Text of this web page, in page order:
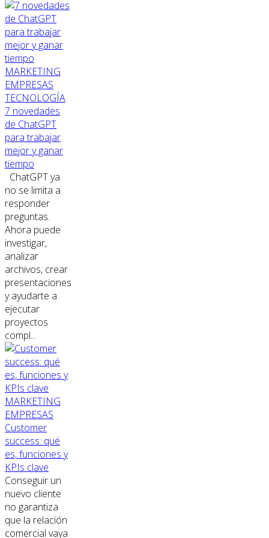
MARKETING
EMPRESAS
TECNOLOGÍA
7 novedades
de ChatGPT
para trabajar
mejor y ganar
tiempo
ChatGPT ya
no se limita a
responder
preguntas.
Ahora puede
investigar,
analizar
archivos, crear
presentaciones
y ayudarte a
ejecutar
proyectos
compl...
MARKETING
EMPRESAS
Customer
success: qué
es, funciones y
KPIs clave
Conseguir un
nuevo cliente
no garantiza
que la relación
comercial vaya